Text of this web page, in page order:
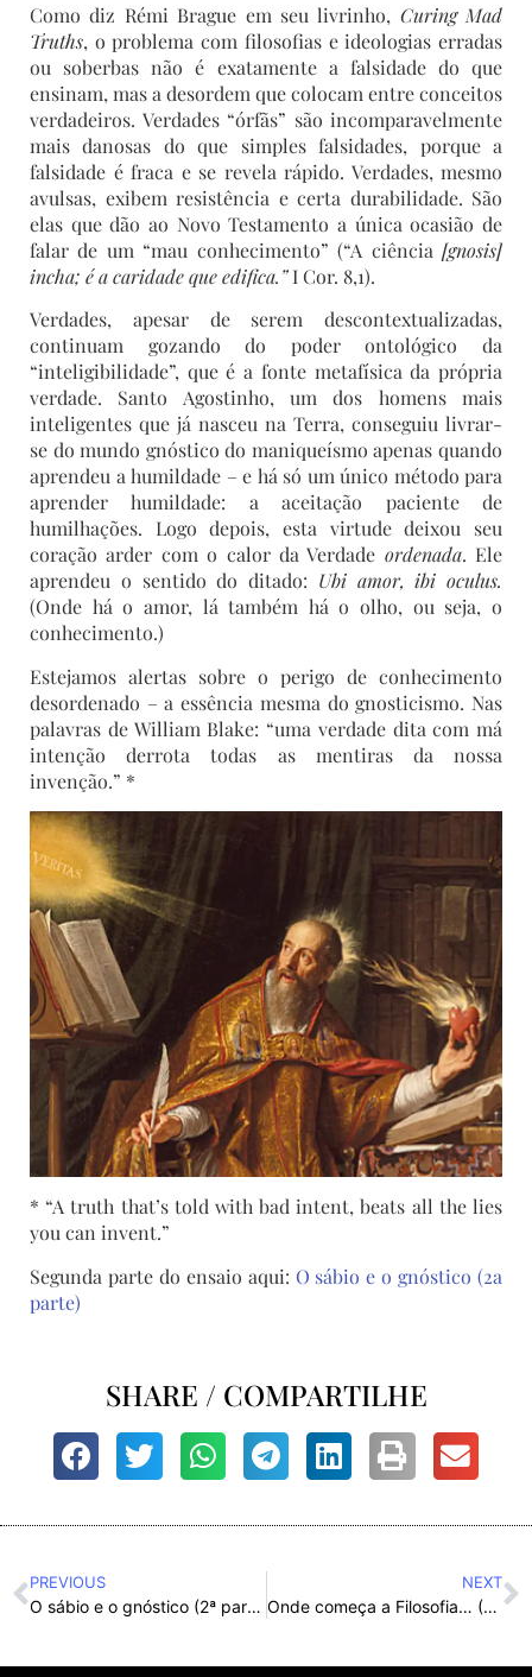
Como diz Rémi Brague em seu livrinho, Curing Mad
Truths, o problema com filosofias e ideologias erradas
ou soberbas não é exatamente a falsidade do que
ensinam, mas a desordem que colocam entre conceitos
verdadeiros. Verdades “órfãs” são incomparavelmente
mais danosas do que simples falsidades, porque a
falsidade é fraca e se revela rápido. Verdades, mesmo
avulsas, exibem resistência e certa durabilidade. São
elas que dão ao Novo Testamento a única ocasião de
falar de um “mau conhecimento” (“A ciência [gnosis]
incha; é a caridade que edifica.”I Cor. 8,1).
Verdades, apesar de serem descontextualizadas,
continuam gozando do poder ontológico da
“inteligibilidade”, que é a fonte metafísica da própria
verdade. Santo Agostinho, um dos homens mais
inteligentes que já nasceu na Terra, conseguiu livrar-
se do mundo gnóstico do maniqueísmo apenas quando
aprendeu a humildade – e há só um único método para
aprender humildade: a aceitação paciente de
humilhações. Logo depois, esta virtude deixou seu
coração arder com o calor da Verdade ordenada. Ele
aprendeu o sentido do ditado: Ubi amor, ibi oculus.
(Onde há o amor, lá também há o olho, ou seja, o
conhecimento.)
Estejamos alertas sobre o perigo de conhecimento
desordenado – a essência mesma do gnosticismo. Nas
palavras de William Blake: “uma verdade dita com má
intenção derrota todas as mentiras da nossa
invenção.” *
* “A truth that’s told with bad intent, beats all the lies
you can invent.”
Segunda parte do ensaio aqui: O sábio e o gnóstico (2a
parte)
SHARE / COMPARTILHE
PREVIOUS
O sábio e o gnóstico (2ª parte)
NEXT
Onde começa a Filosofia… (Where philosophy begins…)